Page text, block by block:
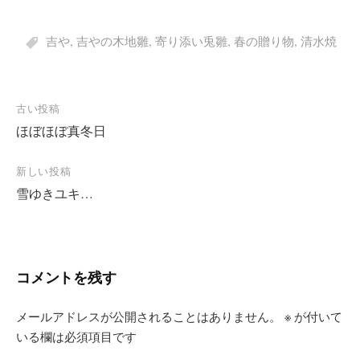
吉や, 吉やの木地雛, 寄り添い兎雛, 春の贈り物, 清水焼
投
稿
ナ
ビ
ゲ
ョ
古い投稿
ほぼほぼ真冬日
新しい投稿
雪ゆきユキ…
コメントを残す
メールアドレスが公開されることはありません。 ※ が付いて
いる欄は必須項目です